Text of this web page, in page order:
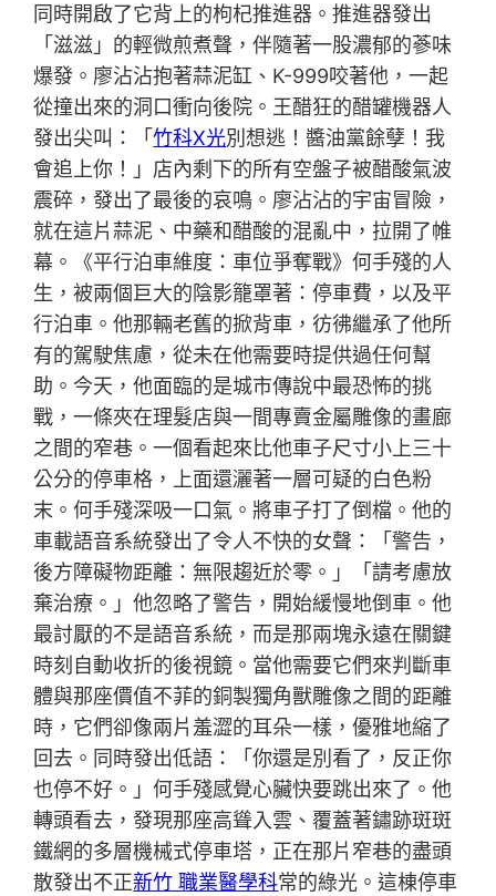
同時開啟了它背上的枸杞推進器。推進器發出
「滋滋」的輕微煎煮聲，伴隨著一股濃郁的蔘味
爆發。廖沾沾抱著蒜泥缸、K-999咬著他，一起
從撞出來的洞口衝向後院。王醋狂的醋罐機器人
發出尖叫：「竹科X光別想逃！醬油黨餘孽！我
會追上你！」店內剩下的所有空盤子被醋酸氣波
震碎，發出了最後的哀鳴。廖沾沾的宇宙冒險，
就在這片蒜泥、中藥和醋酸的混亂中，拉開了帷
幕。《平行泊車維度：車位爭奪戰》何手殘的人
生，被兩個巨大的陰影籠罩著：停車費，以及平
行泊車。他那輛老舊的掀背車，彷彿繼承了他所
有的駕駛焦慮，從未在他需要時提供過任何幫
助。今天，他面臨的是城市傳說中最恐怖的挑
戰，一條夾在理髮店與一間專賣金屬雕像的畫廊
之間的窄巷。一個看起來比他車子尺寸小上三十
公分的停車格，上面還灑著一層可疑的白色粉
末。何手殘深吸一口氣。將車子打了倒檔。他的
車載語音系統發出了令人不快的女聲：「警告，
後方障礙物距離：無限趨近於零。」「請考慮放
棄治療。」他忽略了警告，開始緩慢地倒車。他
最討厭的不是語音系統，而是那兩塊永遠在關鍵
時刻自動收折的後視鏡。當他需要它們來判斷車
體與那座價值不菲的銅製獨角獸雕像之間的距離
時，它們卻像兩片羞澀的耳朵一樣，優雅地縮了
回去。同時發出低語：「你還是別看了，反正你
也停不好。」何手殘感覺心臟快要跳出來了。他
轉頭看去，發現那座高聳入雲、覆蓋著鏽跡斑斑
鐵網的多層機械式停車塔，正在那片窄巷的盡頭
散發出不正新竹 職業醫學科常的綠光。這棟停車